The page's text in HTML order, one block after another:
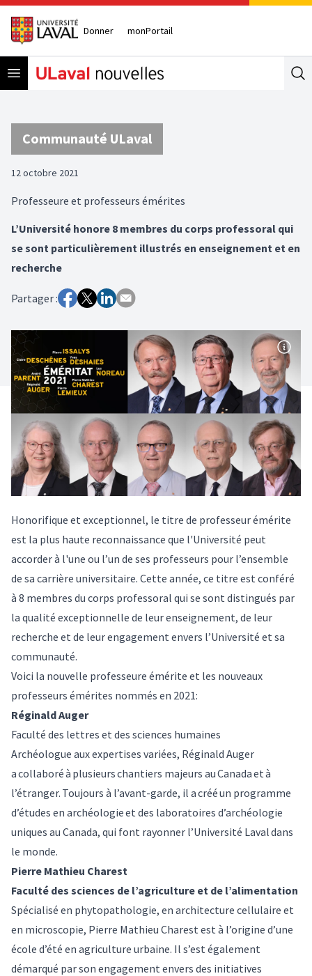
Donner monPortail
Open menu
Communauté ULaval
12 octobre 2021
Professeure et professeurs émérites
L’Université honore 8 membres du corps professoral qui
se sont particulièrement illustrés en enseignement et en
recherche
Partager :
Honorifique et exceptionnel, le titre de professeur émérite
est la plus haute reconnaissance que l'Université peut
accorder à l'une ou l’un de ses professeurs pour l’ensemble
de sa carrière universitaire. Cette année, ce titre est conféré
à 8 membres du corps professoral qui se sont distingués par
la qualité exceptionnelle de leur enseignement, de leur
recherche et de leur engagement envers l’Université et sa
communauté.
Voici la nouvelle professeure émérite et les nouveaux
professeurs émérites nommés en 2021:
Réginald Auger
Faculté des lettres et des sciences humaines
Archéologue aux expertises variées, Réginald Auger
a collaboré à plusieurs chantiers majeurs au Canada et à
l’étranger. Toujours à l’avant-garde, il a créé un programme
d’études en archéologie et des laboratoires d’archéologie
uniques au Canada, qui font rayonner l’Université Laval dans
le monde.
Pierre Mathieu Charest
Faculté des sciences de l’agriculture et de l’alimentation
Spécialisé en phytopathologie, en architecture cellulaire et
en microscopie, Pierre Mathieu Charest est à l’origine d’une
école d’été en agriculture urbaine. Il s’est également
démarqué par son engagement envers des initiatives